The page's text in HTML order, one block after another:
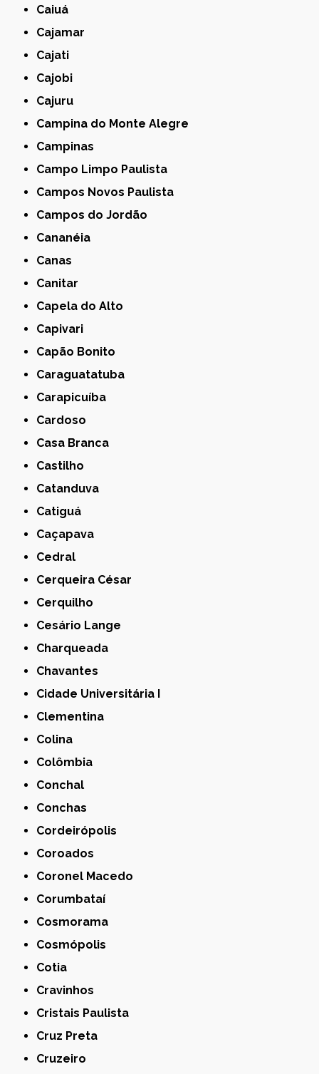
Caiuá
Cajamar
Cajati
Cajobi
Cajuru
Campina do Monte Alegre
Campinas
Campo Limpo Paulista
Campos Novos Paulista
Campos do Jordão
Cananéia
Canas
Canitar
Capela do Alto
Capivari
Capão Bonito
Caraguatatuba
Carapicuíba
Cardoso
Casa Branca
Castilho
Catanduva
Catiguá
Caçapava
Cedral
Cerqueira César
Cerquilho
Cesário Lange
Charqueada
Chavantes
Cidade Universitária I
Clementina
Colina
Colômbia
Conchal
Conchas
Cordeirópolis
Coroados
Coronel Macedo
Corumbataí
Cosmorama
Cosmópolis
Cotia
Cravinhos
Cristais Paulista
Cruz Preta
Cruzeiro